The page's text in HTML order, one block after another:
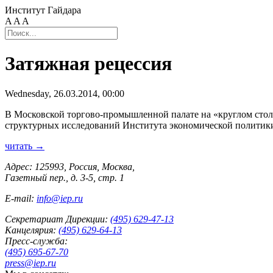
Институт Гайдара
A A A
Затяжная рецессия
Wednesday, 26.03.2014, 00:00
В Московской торгово-промышленной палате на «круглом
структурных исследований Института экономической
читать →
Адрес: 125993, Россия, Москва,
Газетный пер., д. 3-5, стр. 1
E-mail: info@iep.ru
Секретариат Дирекции: (495) 629-47-13
Канцелярия: (495) 629-64-13
Пресс-служба:
(495) 695-67-70
press@iep.ru